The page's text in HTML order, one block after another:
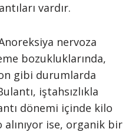
vardır.
nervoza
bozukluklarında,
gibi durumlarda
iştahsızlıkla
dönemi içinde kilo
alınıyor ise, organik bir